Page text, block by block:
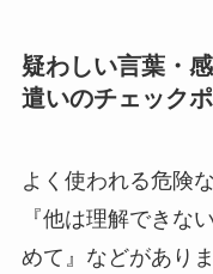
疑わしい言葉・
遣いのチェック
よく使われる危険
『他は理解できな
めて』などがあり